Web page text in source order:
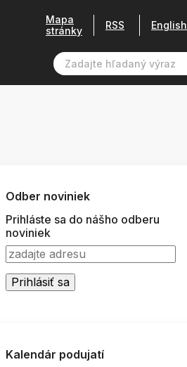
Mapa
stránky
RSS English
Odber noviniek
Prihláste sa do nášho odberu
noviniek
Kalendár podujatí